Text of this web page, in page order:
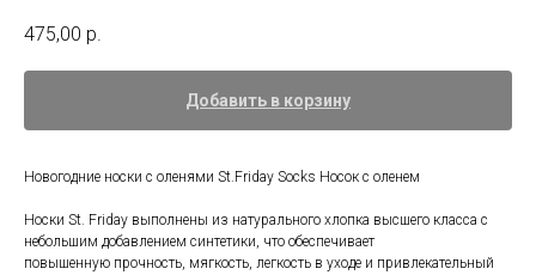
475,00 р.
Добавить в корзину
Новогодние носки с оленями St.Friday Socks Носок с оленем
Носки St. Friday выполнены из натурального хлопка высшего класса с
небольшим добавлением синтетики, что обеспечивает
повышенную прочность, мягкость, легкость в уходе и привлекательный